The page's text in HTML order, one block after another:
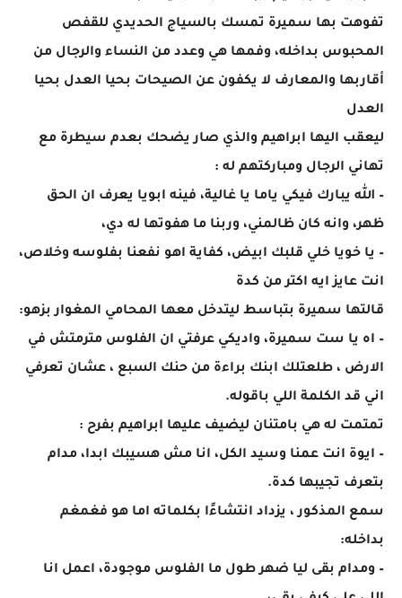
تفوهت بها سميرة تمسك بالسياج الحديدي للقفص
المحبوس بداخله، وفمها هي وعدد من النساء والرجال من
أقاربها والمعارف لا يكفون عن الصيحات بحيا العدل بحيا
العدل
ليعقب اليها ابراهيم والذي صار يضحك بعدم سيطرة مع
تهاني الرجال ومباركتهم له :
– الله يبارك فيكي ياما يا غالية، فينه ابويا يعرف ان الحق
ظهر، وانه كان ظالمني، وربنا ما هفوتها له دي،
– يا خويا خلي قلبك ابيض، كفاية اهو نفعنا بفلوسه وخلاص،
انت عايز ايه اكتر من كدة
قالتها سميرة بتباسط ليتدخل معها المحامي المغوار بزهو:
– اه يا ست سميرة، واديكي عرفتي ان الفلوس مترمتش في
الارض ، طلعتلك ابنك براءة من حنك السبع ، عشان تعرفي
اني قد الكلمة اللي باقوله.
تمتمت له هي بامتنان ليضيف عليها ابراهيم بفرح :
– ايوة انت عمنا وسيد الكل، انا مش هسيبك ابدا، مدام
بتعرف تجيبها كدة.
سمع المذكور ، يزداد انتشاءًا بكلماته اما هو فغمغم
بداخله:
– ومدام بقى ليا ضهر طول ما الفلوس موجودة، اعمل انا